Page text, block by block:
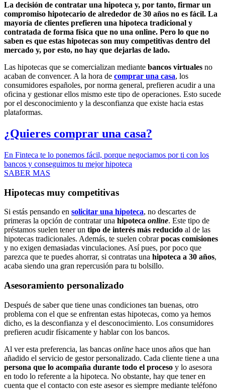
La decisión de contratar una hipoteca y, por tanto, firmar un
compromiso hipotecario de alrededor de 30 años no es fácil. La
mayoría de clientes prefieren una hipoteca tradicional y
contratada de forma física que no una online. Pero lo que no
saben es que estas hipotecas son muy competitivas dentro del
mercado y, por esto, no hay que dejarlas de lado.
Las hipotecas que se comercializan mediante bancos virtuales no
acaban de convencer. A la hora de comprar una casa, los
consumidores españoles, por norma general, prefieren acudir a una
oficina y gestionar ellos mismo este tipo de operaciones. Esto sucede
por el desconocimiento y la desconfianza que existe hacia estas
plataformas.
¿Quieres comprar una casa?
En Finteca te lo ponemos fácil, porque negociamos por ti con los
bancos y conseguimos tu mejor hipoteca
SABER MAS
Hipotecas muy competitivas
Si estás pensando en solicitar una hipoteca, no descartes de
primeras la opción de contratar una hipoteca online. Este tipo de
préstamos suelen tener un tipo de interés más reducido al de las
hipotecas tradicionales. Además, te suelen cobrarpocas comisiones
y no exigen demasiadas vinculaciones. Así pues, por poco que
parezca que te puedes ahorrar, si contratas una hipoteca a 30 años,
acaba siendo una gran repercusión para tu bolsillo.
Asesoramiento personalizado
Después de saber que tiene unas condiciones tan buenas, otro
problema con el que se enfrentan estas hipotecas, como ya hemos
dicho, es la desconfianza y el desconocimiento. Los consumidores
prefieren acudir físicamente y hablar con los bancos.
Al ver esta preferencia, las bancas online hace unos años que han
añadido el servicio de gestor personalizado. Cada cliente tiene a una
persona que lo acompaña durante todo el proceso y lo asesora
en todo lo referente a la hipoteca. No obstante, hay que tener en
cuenta que el contacto con este asesor es siempre mediante teléfono